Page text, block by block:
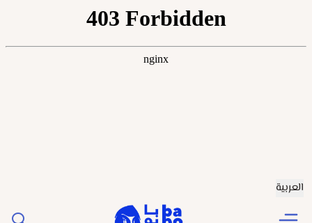
العربية